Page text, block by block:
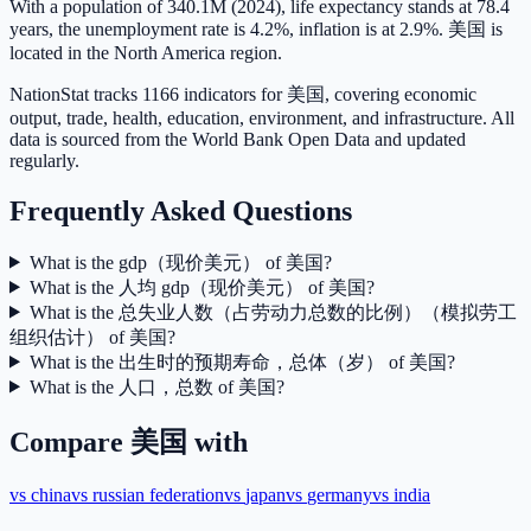
With a population of 340.1M (2024), life expectancy stands at 78.4
years, the unemployment rate is 4.2%, inflation is at 2.9%. 美国 is
located in the North America region.
NationStat tracks 1166 indicators for 美国, covering economic
output, trade, health, education, environment, and infrastructure. All
data is sourced from the World Bank Open Data and updated
regularly.
Frequently Asked Questions
What is the gdp（现价美元） of 美国?
What is the 人均 gdp（现价美元） of 美国?
What is the 总失业人数（占劳动力总数的比例）（模拟劳工
组织估计） of 美国?
What is the 出生时的预期寿命，总体（岁） of 美国?
What is the 人口，总数 of 美国?
Compare 美国 with
vs chinavs russian federationvs japanvs germanyvs india